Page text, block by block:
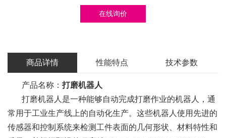
在线询价
商品详情 性能特点 技术参数
产品名称： 打磨机器人
打磨机器人是一种能够自动完成打磨作业的机器人，通
常用于工业生产线上的自动化生产。这些机器人使用先进的
传感器和控制系统来检测工件表面的几何形状、材料特性和